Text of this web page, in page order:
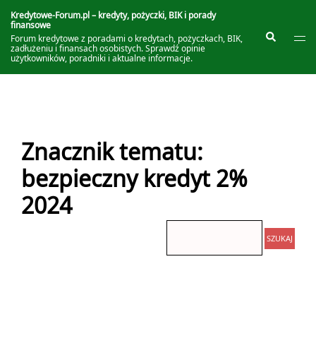
do
treści
Kredytowe-Forum.pl – kredyty, pożyczki, BIK i porady
finansowe
Forum kredytowe z poradami o kredytach, pożyczkach, BIK,
zadłużeniu i finansach osobistych. Sprawdź opinie
użytkowników, poradniki i aktualne informacje.
Szukaj
Znacznik tematu:
bezpieczny kredyt 2%
2024